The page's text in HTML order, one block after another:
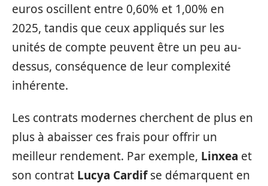
euros oscillent entre 0,60% et 1,00% en
2025, tandis que ceux appliqués sur les
unités de compte peuvent être un peu au-
dessus, conséquence de leur complexité
inhérente.
Les contrats modernes cherchent de plus en
plus à abaisser ces frais pour offrir un
meilleur rendement. Par exemple, Linxea et
son contrat Lucya Cardifse démarquent en